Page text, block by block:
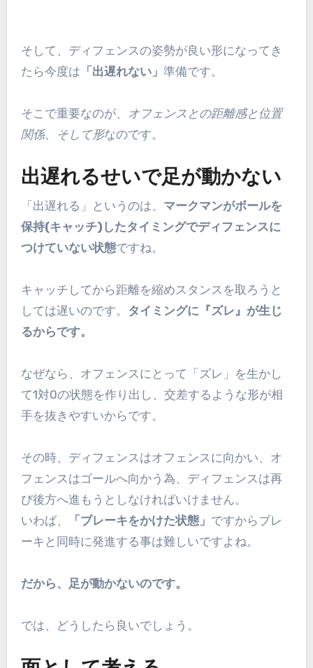
そして、ディフェンスの姿勢が良い形になってき
たら今度は 「出遅れない」 準備です。
そこで重要なのが、 オフェンスとの距離感と位置
関係、そして形なのです。
出遅れるせいで足が動かない
「出遅れる」というのは、 マークマンがボールを
保持(キャッチ)したタイミングでディフェンスに
つけていない状態ですね。
キャッチしてから距離を縮めスタンスを取ろうと
しては遅いのです。
タイミングに『ズレ』が生じ
るからです。
なぜなら、オフェンスにとって「ズレ」を生かし
て1対0の状態を作り出し、交差するような形が相
手を抜きやすいからです。
その時、ディフェンスはオフェンスに向かい、オ
フェンスはゴールへ向かう為、ディフェンスは再
び後方へ進もうとしなければいけません。
いわば、
「ブレーキをかけた状態」 ですからブレ
ーキと同時に発進する事は難しいですよね。
だから、足が動かないのです。
では、どうしたら良いでしょう。